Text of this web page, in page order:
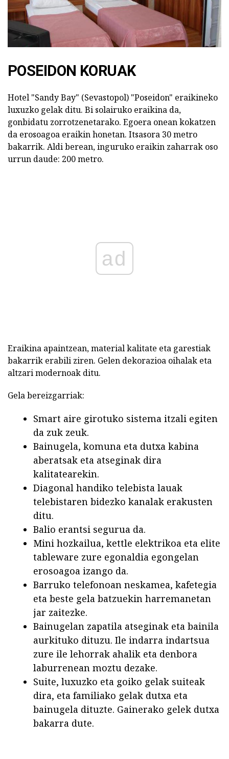
POSEIDON KORUAK
Hotel "Sandy Bay" (Sevastopol) "Poseidon" eraikineko
luxuzko gelak ditu. Bi solairuko eraikina da,
gonbidatu zorrotzenetarako. Egoera onean kokatzen
da erosoagoa eraikin honetan. Itsasora 30 metro
bakarrik. Aldi berean, inguruko eraikin zaharrak oso
urrun daude: 200 metro.
ad
Eraikina apaintzean, material kalitate eta garestiak
bakarrik erabili ziren. Gelen dekorazioa oihalak eta
altzari modernoak ditu.
Gela bereizgarriak:
Smart aire girotuko sistema itzali egiten
da zuk zeuk.
Bainugela, komuna eta dutxa kabina
aberatsak eta atseginak dira
kalitatearekin.
Diagonal handiko telebista lauak
telebistaren bidezko kanalak erakusten
ditu.
Balio erantsi segurua da.
Mini hozkailua, kettle elektrikoa eta elite
tableware zure egonaldia egongelan
erosoagoa izango da.
Barruko telefonoan neskamea, kafetegia
eta beste gela batzuekin harremanetan
jar zaitezke.
Bainugelan zapatila atseginak eta bainila
aurkituko dituzu. Ile indarra indartsua
zure ile lehorrak ahalik eta denbora
laburrenean moztu dezake.
Suite, luxuzko eta goiko gelak suiteak
dira, eta familiako gelak dutxa eta
bainugela dituzte. Gainerako gelek dutxa
bakarra dute.